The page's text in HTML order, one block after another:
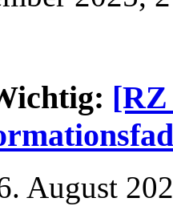
August